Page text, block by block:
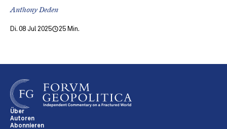
Anthony Deden
Di. 08 Jul 2025 25 Min.
Über
Autoren
Abonnieren